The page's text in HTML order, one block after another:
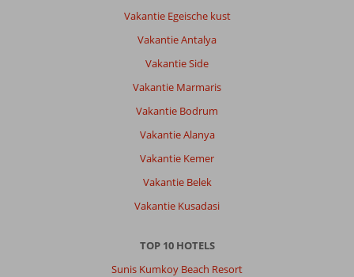
Vakantie Egeische kust
Vakantie Antalya
Vakantie Side
Vakantie Marmaris
Vakantie Bodrum
Vakantie Alanya
Vakantie Kemer
Vakantie Belek
Vakantie Kusadasi
TOP 10 HOTELS
Sunis Kumkoy Beach Resort